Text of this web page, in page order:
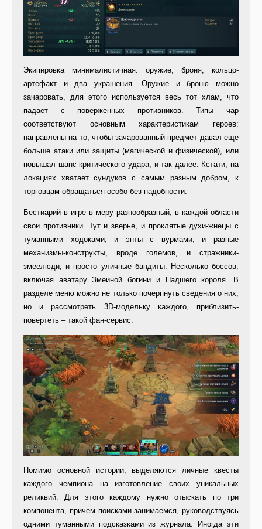
Экипировка минималистичная: оружие, броня, кольцо-
артефакт и два украшения. Оружие и броню можно
зачаровать, для этого используется весь тот хлам, что
падает с поверженных противников. Типы чар
соответствуют основным характеристикам героев:
направлены на то, чтобы зачарованный предмет давал еще
больше атаки или защиты (магической и физической), или
повышал шанс критического удара, и так далее. Кстати, на
локациях хватает сундуков с самым разным добром, к
торговцам обращаться особо без надобности.
Бестиарий в игре в меру разнообразный, в каждой области
свои противники. Тут и зверье, и проклятые духи-жнецы с
туманными ходоками, и энты с вурмами, и разные
механизмы-конструкты, вроде големов, и стражники-
змеелюди, и просто уличные бандиты. Несколько боссов,
включая аватару Змеиной богини и Падшего короля. В
разделе меню можно не только почерпнуть сведения о них,
но и рассмотреть 3D-модельку каждого, приблизить-
повертеть – такой фан-сервис.
Помимо основной истории, выделяются личные квесты
каждого чемпиона на изготовление своих уникальных
реликвий. Для этого каждому нужно отыскать по три
компонента, причем поисками занимаемся, руководствуясь
одними туманными подсказками из журнала. Иногда эти